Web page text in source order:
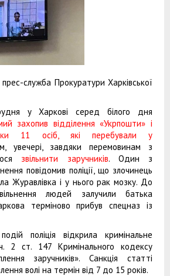
служба Прокуратури Харківської
у Харкові серед білого дня
захопив відділення «Укрпошти» і
11 осіб, які перебували у
увечері, завдяки перемовинам з
звільнити заручників. Один з
повідомив поліції, що злочинець
Журавлівка і у нього рак мозку. До
людей залучили батька
терміново прибув спецназ із
поліція відкрила кримінальне
2 ст. 147 Кримінального кодексу
заручників». Санкція статті
волі на термін від 7 до 15 років.